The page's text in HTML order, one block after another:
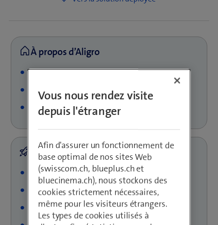
Nom: Aligro (Demaurex & Cie SA)
Localisation: Chavannes-près-Renens
Branche: Commerce de gros et de détails
100'000 commandes
70'000 factures
80’000 avis de livraison via Conextrade
Vous nous rendez visite
depuis l'étranger
Afin d'assurer un fonctionnement de
base optimal de nos sites Web
(swisscom.ch, blueplus.ch et
bluecinema.ch), nous stockons des
cookies strictement nécessaires,
même pour les visiteurs étrangers.
Les types de cookies utilisés à